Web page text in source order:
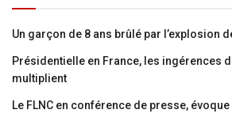
Un garçon de 8 ans brûlé par l’explosion
Présidentielle en France, les ingérences
multiplient
Le FLNC en conférence de presse,